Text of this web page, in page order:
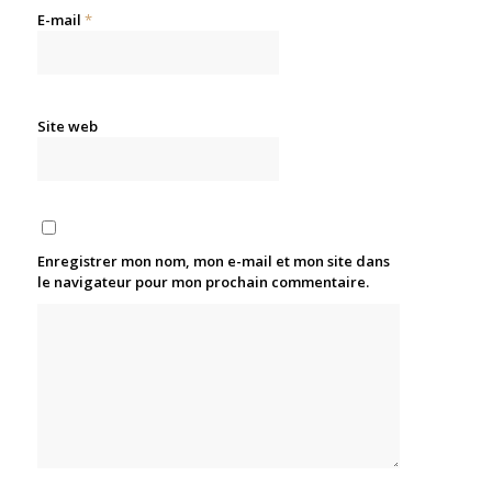
E-mail *
Site web
Enregistrer mon nom, mon e-mail et mon site dans
le navigateur pour mon prochain commentaire.